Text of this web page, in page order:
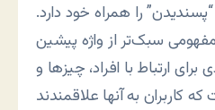
را همراه خود دارد.
سبک‌تر از واژه پیشین
برای ارتباط با افراد، چیزها و